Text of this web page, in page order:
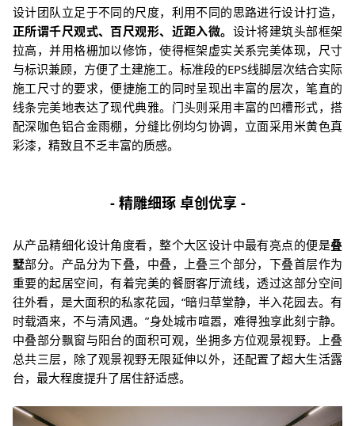
设计团队立足于不同的尺度，利用不同的思路进行设计打造，
正所谓千尺观式、百尺观形、近距入微。 设计将建筑头部框架
拉高，并用格栅加以修饰，使得框架虚实关系完美体现，尺寸
与标识兼顾，方便了土建施工。标准段的EPS线脚层次结合实际
施工尺寸的要求，便捷施工的同时呈现出丰富的层次，笔直的
线条完美地表达了现代典雅。门头则采用丰富的凹槽形式，搭
配深咖色铝合金雨棚，分缝比例均匀协调，立面采用米黄色真
彩漆，精致且不乏丰富的质感。
- 精雕细琢 卓创优享 -
从产品精细化设计角度看，整个大区设计中最有亮点的便是叠
墅部分。产品分为下叠，中叠，上叠三个部分，下叠首层作为
重要的起居空间，有着完美的餐厨客厅流线，透过这部分空间
往外看，是大面积的私家花园，“暗归草堂静，半入花园去。 有
时载酒来，不与清风遇。”身处城市喧嚣，难得独享此刻宁静。
中叠部分飘窗与阳台的面积可观，坐拥多方位观景视野。
上叠
总共三层，除了观景视野无限延伸以外，还配置了超大生活露
台，最大程度提升了居住舒适感。